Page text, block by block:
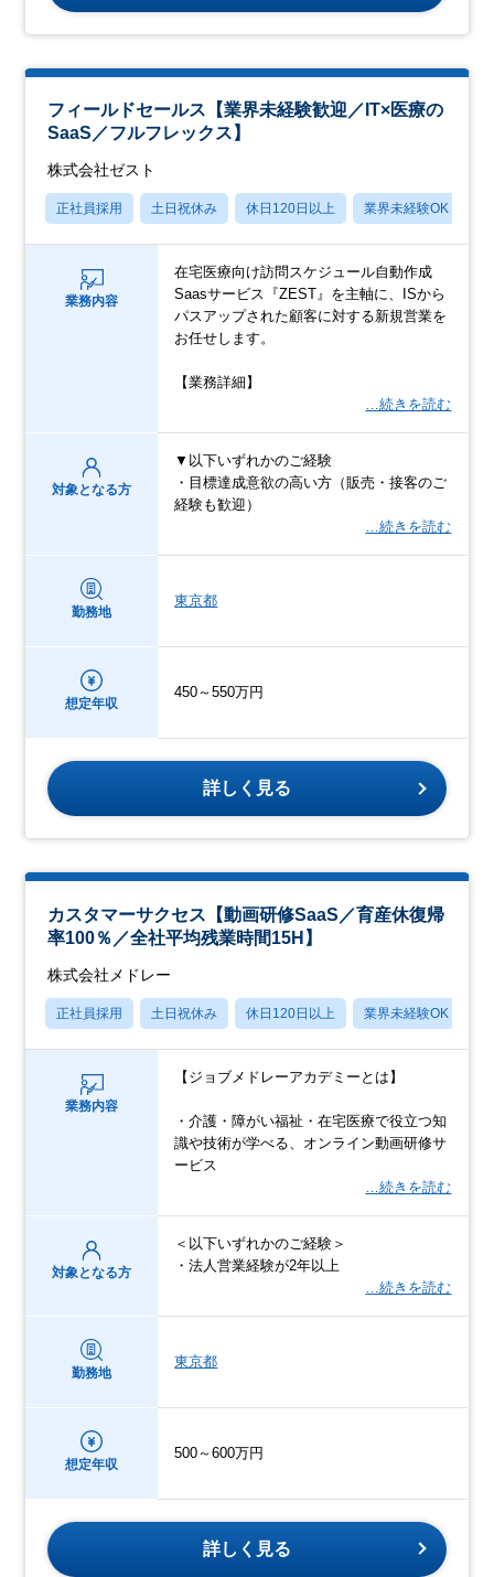
フィールドセールス【業界未経験歓迎／IT×医療の
SaaS／フルフレックス】
株式会社ゼスト
正社員採用 土日祝休み 休日120日以上 業界未経験OK
業務内容
在宅医療向け訪問スケジュール自動作成
Saasサービス『ZEST』を主軸に、ISから
パスアップされた顧客に対する新規営業を
お任せします。
【業務詳細】
…続きを読む
対象となる方
▼以下いずれかのご経験
・目標達成意欲の高い方（販売・接客のご
経験も歓迎）
…続きを読む
勤務地
東京都
想定年収
450～550万円
詳しく見る
カスタマーサクセス【動画研修SaaS／育産休復帰
率100％／全社平均残業時間15H】
株式会社メドレー
正社員採用 土日祝休み 休日120日以上 業界未経験OK
業務内容
【ジョブメドレーアカデミーとは】
・介護・障がい福祉・在宅医療で役立つ知
識や技術が学べる、オンライン動画研修サ
ービス
…続きを読む
対象となる方
＜以下いずれかのご経験＞
・法人営業経験が2年以上
…続きを読む
勤務地
東京都
想定年収
500～600万円
詳しく見る